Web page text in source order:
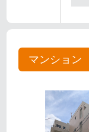
マンション